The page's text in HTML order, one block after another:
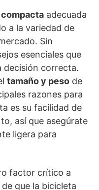
adecuada
a la variedad de
Sin
esenciales que
decisión correcta.
tamaño y peso de
razones para
es su facilidad de
así que asegúrate
ligera para
factor crítico a
que la bicicleta